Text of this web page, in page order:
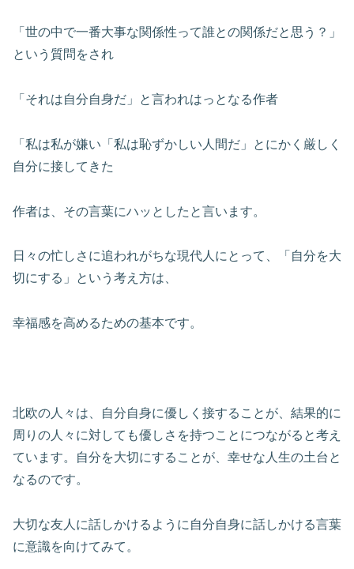
「世の中で一番大事な関係性って誰との関係だと思う？」
という質問をされ
「それは自分自身だ」と言われはっとなる作者
「私は私が嫌い「私は恥ずかしい人間だ」とにかく厳しく
自分に接してきた
作者は、その言葉にハッとしたと言います。
日々の忙しさに追われがちな現代人にとって、「自分を大
切にする」という考え方は、
幸福感を高めるための基本です。
北欧の人々は、自分自身に優しく接することが、結果的に
周りの人々に対しても優しさを持つことにつながると考え
ています。自分を大切にすることが、幸せな人生の土台と
なるのです。
大切な友人に話しかけるように自分自身に話しかける言葉
に意識を向けてみて。